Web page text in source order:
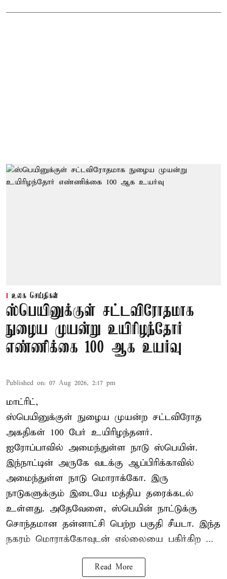
உலக செய்திகள்
ஸ்பெயினுக்குள் சட்டவிரோதமாக
நுழைய முயன்று உயிரிழந்தோர்
எண்ணிக்கை 100 ஆக உயர்வு
Published on: 07 Aug 2026, 2:17 pm
மாட்ரிட்,
ஸ்பெயினுக்குள் நுழைய முயன்ற சட்டவிரோத
அகதிகள் 100 பேர் உயிரிழந்தனர்.
ஐரோப்பாவில் அமைந்துள்ள நாடு ஸ்பெயின்.
இந்நாட்டின் அருகே வடக்கு ஆப்பிரிக்காவில்
அமைந்துள்ள நாடு மொராக்கோ. இரு
நாடுகளுக்கும் இடையே மத்திய தரைக்கடல்
உள்ளது. அதேவேளை, ஸ்பெயின் நாட்டுக்கு
சொந்தமான தன்னாட்சி பெற்ற பகுதி சீயடா. இந்த
நகரம் மொராக்கோவுடன் எல்லையை பகிர்கிற ...
Read More